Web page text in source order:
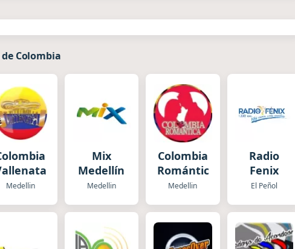
Colombia
Medellin
Mix
Medellín
Medellin
Colombia
Romántica
Medellin
Radio
Fenix
El Peñol